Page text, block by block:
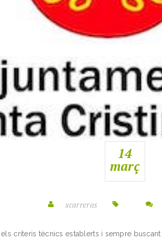
14
març
xcarreras
els criteris tècnics establerts i sempre